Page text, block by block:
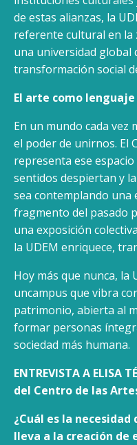
de estas alianzas, la
referente cultural en la
una universidad global
transformación social
El arte como
En un mundo cada
el poder de unirnos. El
representa ese
sentidos despiertan y
sea contemplando una
fragmento del pasado
una exposición
la UDEM enriquece,
Hoy más que nunca, la
uncampus que vibra
patrimonio, abierta al
formar personas
sociedad más humana.
ENTREVISTA A ELISA
del Centro de las
¿Cuál es la
lleva a la creación de